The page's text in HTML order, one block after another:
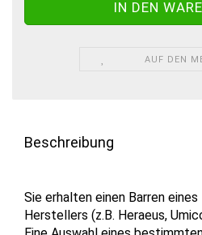
AUF DEN
Beschreibung
Sie erhalten einen Barren
Herstellers (z.B. Heraeus,